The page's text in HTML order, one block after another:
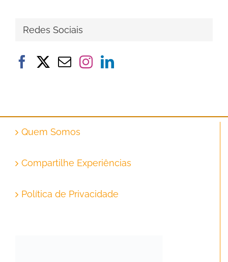
Redes Sociais
Quem Somos
Compartilhe Experiências
Política de Privacidade